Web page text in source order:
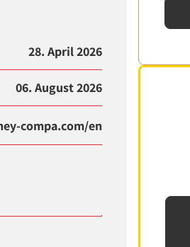
28. April 2026
06. August 2026
compa.com/en